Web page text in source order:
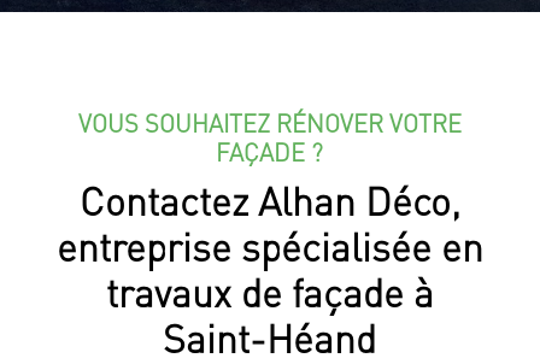
VOUS SOUHAITEZ RÉNOVER VOTRE
FAÇADE ?
Contactez Alhan Déco,
entreprise spécialisée en
travaux de façade à
Saint-Héand